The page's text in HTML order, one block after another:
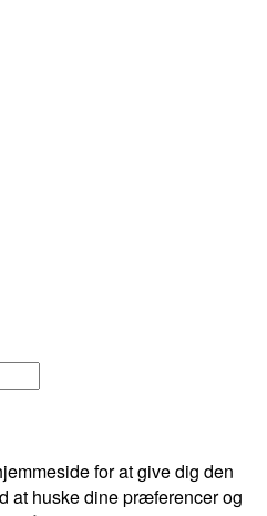
for at give dig den
at huske dine præferencer og